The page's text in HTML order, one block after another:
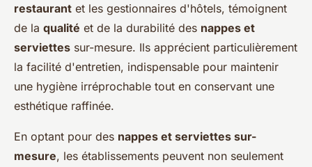
restaurant et les gestionnaires d'hôtels, témoignent
de la qualité et de la durabilité des nappes et
serviettes sur-mesure. Ils apprécient particulièrement
la facilité d'entretien, indispensable pour maintenir
une hygiène irréprochable tout en conservant une
esthétique raffinée.
En optant pour des nappes et serviettes sur-
mesure, les établissements peuvent non seulement